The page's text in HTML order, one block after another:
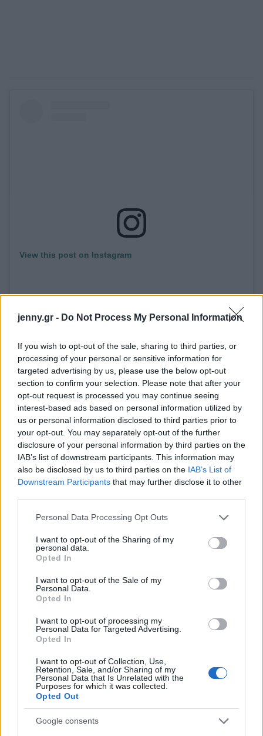
jenny.gr - Do Not Process My Personal Information
If you wish to opt-out of the sale, sharing to third parties, or
processing of your personal or sensitive information for
targeted advertising by us, please use the below opt-out
section to confirm your selection. Please note that after your
opt-out request is processed you may continue seeing
interest-based ads based on personal information utilized by
us or personal information disclosed to third parties prior to
your opt-out. You may separately opt-out of the further
disclosure of your personal information by third parties on the
IAB’s list of downstream participants. This information may
also be disclosed by us to third parties on the IAB’s List of
Downstream Participants that may further disclose it to other
Please note that this website/app uses one or more Google
not limited to your visit or usage behaviour. You may click to
grant or deny consent to Google and its third-party tags to
use your data for below specified purposes in below Google
consent section.
Personal Data Processing Opt Outs
I want to opt-out of the Sharing of my
personal data.
Opted In
I want to opt-out of the Sale of my
Personal Data.
Opted In
I want to opt-out of processing my
Personal Data for Targeted Advertising.
Opted In
I want to opt-out of Collection, Use,
Retention, Sale, and/or Sharing of my
Personal Data that Is Unrelated with the
Purposes for which it was collected.
Opted Out
Google consents
View this post on Instagram
A post shared by Magnum Photos (@magnumphotos)
Η 13χρονη Milena είναι σε τεχνητό κώμα αφότου
πυροβολήθηκε στο σαγόνι και η φωτογραφία στην
οποία απεικονίζεται, είναι από τις 19 Μαρτίου του
2022. Η δεύτερη φωτογραφία είναι τραβηγμένη την
καταφύγιο για τους πρόσφυγες και πολλοί πολίτες
έρχονται από την εμπόλεμη ζώνη για να τους
απομακρύνουν τον φόβο.
Στην τρίτη φωτογραφία, ένα κορίτσι που έχει μια
μεγάλη πληγή στο κεφάλι, εξετάζεται από τους
γιατρούς προκειμένου να διαπιστωθεί η κατάσταση
της υγείας της. Κάθε θύμα μοιράζεται και από μια
ωστόσο όλες έχουν κοινό παρονομαστή, τον
πόλεμο και τη δίνη του.